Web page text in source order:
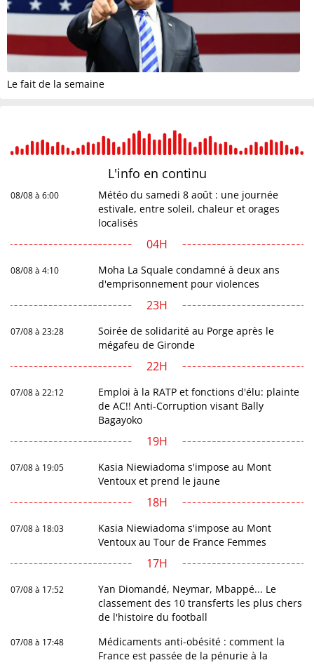
Le fait de la semaine
L'info en continu
08/08 à 6:00
Météo du samedi 8 août : une journée
estivale, entre soleil, chaleur et orages
localisés
04H
08/08 à 4:10
Moha La Squale condamné à deux ans
d'emprisonnement pour violences
23H
07/08 à 23:28
Soirée de solidarité au Porge après le
mégafeu de Gironde
22H
07/08 à 22:12
Emploi à la RATP et fonctions d'élu: plainte
de AC!! Anti-Corruption visant Bally
Bagayoko
19H
07/08 à 19:05
Kasia Niewiadoma s'impose au Mont
Ventoux et prend le jaune
18H
07/08 à 18:03
Kasia Niewiadoma s'impose au Mont
Ventoux au Tour de France Femmes
17H
07/08 à 17:52
Yan Diomandé, Neymar, Mbappé... Le
classement des 10 transferts les plus chers
de l'histoire du football
07/08 à 17:48
Médicaments anti-obésité : comment la
France est passée de la pénurie à la